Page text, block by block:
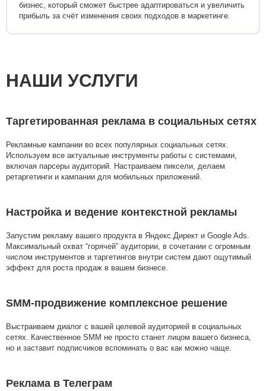
бизнес, который сможет быстрее адаптироваться и увеличить
прибыль за счёт изменения своих подходов в маркетинге.
НАШИ УСЛУГИ
Таргетированная реклама в социальных сетях
Рекламные кампании во всех популярных социальных сетях.
Используем все актуальные инструменты работы с системами,
включая парсеры аудиторий. Настраиваем пиксели, делаем
ретаргетинги и кампании для мобильных приложений.
Настройка и ведение контекстной рекламы
Запустим рекламу вашего продукта в Яндекс.Директ и Google Ads.
Максимальный охват “горячей” аудитории, в сочетании с огромным
числом инструментов и таргетингов внутри систем дают ощутимый
эффект для роста продаж в вашем бизнесе.
SMM-продвижение комплексное решение
Выстраиваем диалог с вашей целевой аудиторией в социальных
сетях. Качественное SMM не просто станет лицом вашего бизнеса,
но и заставит подписчиков вспоминать о вас как можно чаще.
Реклама в Телеграм